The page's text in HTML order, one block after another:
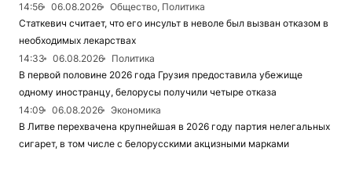
14:56
06.08.2026
Общество, Политика
Статкевич считает, что его инсульт в неволе был вызван отказом в
необходимых лекарствах
14:33
06.08.2026
Политика
В первой половине 2026 года Грузия предоставила убежище
одному иностранцу, белорусы получили четыре отказа
14:09
06.08.2026
Экономика
В Литве перехвачена крупнейшая в 2026 году партия нелегальных
сигарет, в том числе с белорусскими акцизными марками